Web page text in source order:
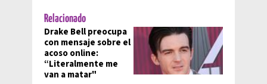
Relacionado
Drake Bell preocupa
con mensaje sobre el
acoso online:
“Literalmente me
van a matar"